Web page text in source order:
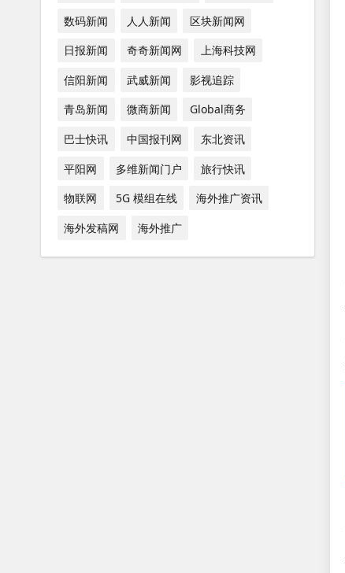
数码新闻
人人新闻
区块新闻网
日报新闻
奇奇新闻网
上海科技网
信阳新闻
武威新闻
影视追踪
青岛新闻
微商新闻
Global商务
巴士快讯
中国报刊网
东北资讯
平阳网
多维新闻门户
旅行快讯
物联网
5G 模组在线
海外推广资讯
海外发稿网
海外推广